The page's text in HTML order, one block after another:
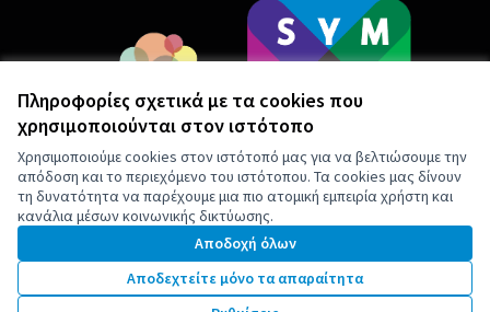
Πληροφορίες σχετικά με τα cookies που
χρησιμοποιούνται στον ιστότοπο
Χρησιμοποιούμε cookies στον ιστότοπό μας για να βελτιώσουμε την
απόδοση και το περιεχόμενο του ιστότοπου. Τα cookies μας δίνουν
τη δυνατότητα να παρέχουμε μια πιο ατομική εμπειρία χρήστη και
κανάλια μέσων κοινωνικής δικτύωσης.
Αποδοχή όλων
Αποδεχτείτε μόνο τα απαραίτητα
by